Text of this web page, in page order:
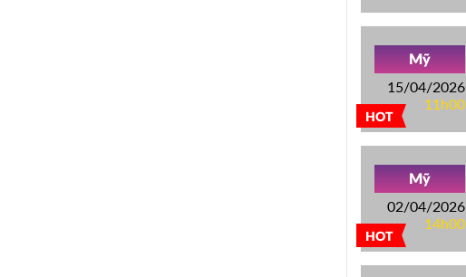
HOT
Mỹ
15/04/2026
11h00
HOT
Mỹ
02/04/2026
14h00